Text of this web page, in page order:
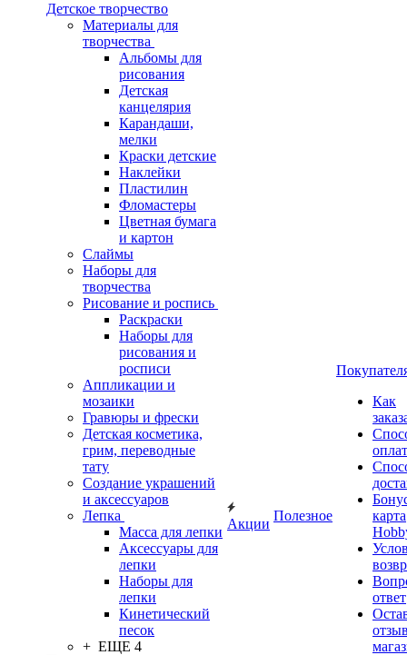
Детское творчество
Материалы для
творчества
Альбомы для
рисования
Детская
канцелярия
Карандаши,
мелки
Краски детские
Наклейки
Пластилин
Фломастеры
Цветная бумага
и картон
Слаймы
Наборы для
творчества
Рисование и роспись
Раскраски
Наборы для
рисования и
росписи
Аппликации и
мозаики
Гравюры и фрески
Детская косметика,
грим, переводные
тату
Создание украшений
и аксессуаров
Лепка
Масса для лепки
Аксессуары для
лепки
Наборы для
лепки
Кинетический
песок
+ ЕЩЕ 4
Акции
Полезное
Как
карта
ответ